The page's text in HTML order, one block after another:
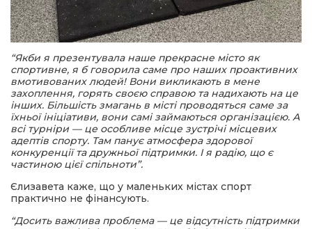
“Якби я презентувала наше прекрасне місто як
спортивне, я б говорила саме про наших проактивних
вмотивованих людей! Вони викликають в мене
захоплення, горять своєю справою та надихають на це
інших. Більшість змагань в місті проводяться саме за
їхньої ініціативи, вони самі займаються організацією. А
всі турніри — це особливе місце зустрічі місцевих
адептів спорту. Там панує атмосфера здорової
конкуренції та дружньої підтримки. І я радію, що є
частиною цієї спільноти”.
Єлизавета каже, що у маленьких містах спорт
практично не фінансують.
“Досить важлива проблема — це відсутність підтримки